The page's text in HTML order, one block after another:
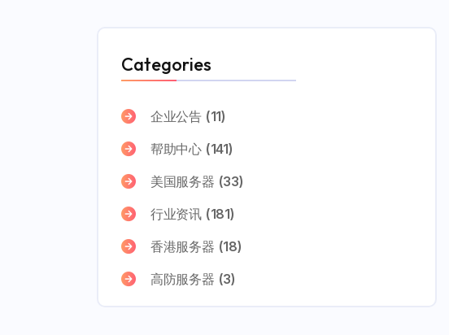
Categories
企业公告 (11)
帮助中心 (141)
美国服务器 (33)
行业资讯 (181)
香港服务器 (18)
高防服务器 (3)